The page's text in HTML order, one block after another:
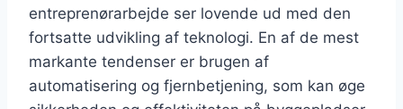
entreprenørarbejde ser lovende ud med den
fortsatte udvikling af teknologi. En af de mest
markante tendenser er brugen af
automatisering og fjernbetjening, som kan øge